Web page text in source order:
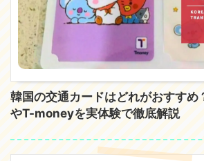
韓国の交通カードはどれがおすすめ
やT-moneyを実体験で徹底解説